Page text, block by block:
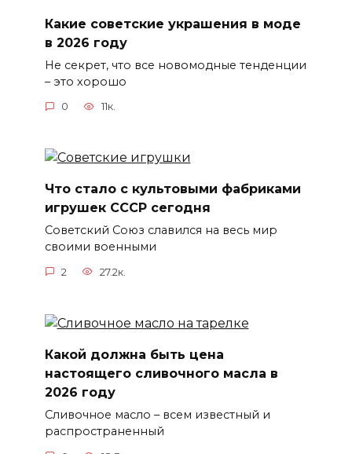
Какие советские украшения в моде
в 2026 году
Не секрет, что все новомодные тенденции
– это хорошо
0 11к.
Что стало с культовыми фабриками
игрушек СССР сегодня
Советский Союз славился на весь мир
своими военными
2 27.2к.
Какой должна быть цена
настоящего сливочного масла в
2026 году
Сливочное масло – всем известный и
распространенный